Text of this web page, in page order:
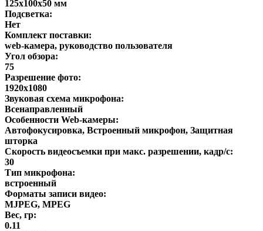
125x100x50 мм
Подсветка:
Нет
Комплект поставки:
web-камера, руководство пользователя
Угол обзора:
75
Разрешение фото:
1920x1080
Звуковая схема микрофона:
Всенаправленный
Особенности Web-камеры:
Автофокусировка, Встроенный микрофон, Защитная
шторка
Скорость видеосъемки при макс. разрешении, кадр/с:
30
Тип микрофона:
встроенный
Форматы записи видео:
MJPEG, MPEG
Вес, гр:
0.11